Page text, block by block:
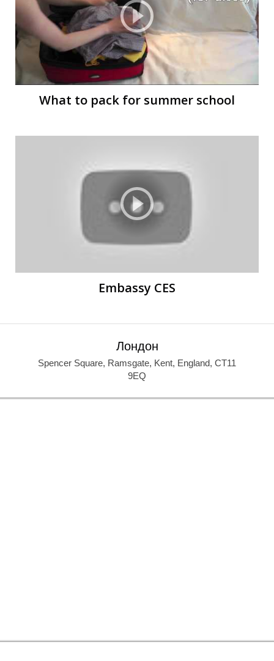
What to pack for summer school
Embassy CES
Лондон
Spencer Square, Ramsgate, Kent, England, CT11
9EQ